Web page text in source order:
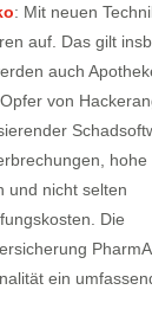
: Mit neuen
auf. Das gilt
auch
von
und nicht selten
Die
ein